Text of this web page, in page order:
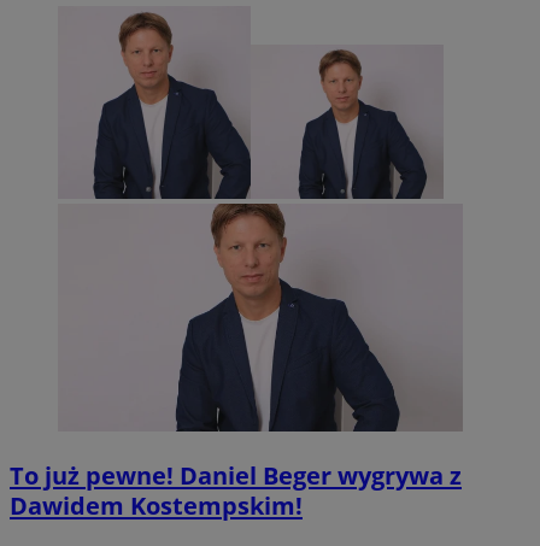
To już pewne! Daniel Beger wygrywa z
Dawidem Kostempskim!